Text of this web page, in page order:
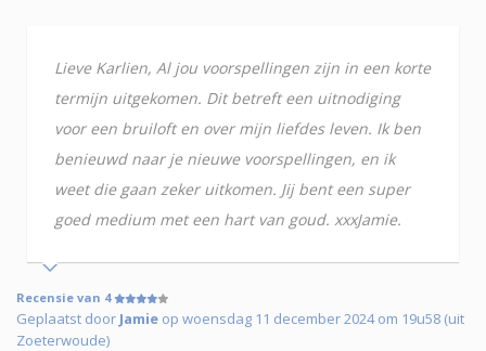
Lieve Karlien, Al jou voorspellingen zijn in een korte
termijn uitgekomen. Dit betreft een uitnodiging
voor een bruiloft en over mijn liefdes leven. Ik ben
benieuwd naar je nieuwe voorspellingen, en ik
weet die gaan zeker uitkomen. Jij bent een super
goed medium met een hart van goud. xxxJamie.
Recensie van 4
Geplaatst door Jamie op woensdag 11 december 2024 om 19u58 (uit
Zoeterwoude)